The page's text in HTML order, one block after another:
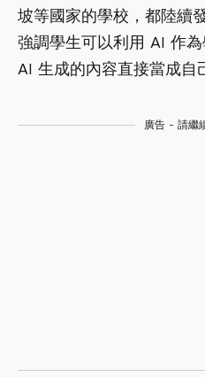
坡等國家的學校，都陸續
強調學生可以利用 AI 作
AI 生成的內容直接當成自
廣告 - 請繼